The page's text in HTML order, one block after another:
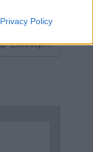
Privacy Policy
Ενδοκρινολόγος - Διαβητολόγος "Δρ Ελευθερία Γ. Μπάρμπα"